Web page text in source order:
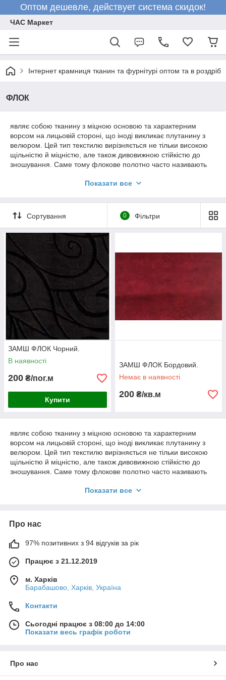
Оптом дешевле, действует система скидок!
ЧАС Маркет
Інтернет крамниця тканин та фурнітурі оптом та в роздріб
ФЛОК
являє собою тканину з міцною основою та характерним
ворсом на лицьовій стороні, що іноді викликає плутанину з
велюром. Цей тип текстилю вирізняється не тільки високою
щільністю й міцністю, але також дивовижною стійкістю до
зношування. Саме тому флокове полотно часто називають
руйнуванню зовнішнього вигляду виробу під впливом часу,
шкатулок усередині та будь-яких виробів.
Показати все
Сортування 0 Фільтри
ЗАМШ ФЛОК Чорний.
В наявності
200 ₴/пог.м
Купити
ЗАМШ ФЛОК Бордовий.
Немає в наявності
200 ₴/кв.м
являє собою тканину з міцною основою та характерним
ворсом на лицьовій стороні, що іноді викликає плутанину з
велюром. Цей тип текстилю вирізняється не тільки високою
щільністю й міцністю, але також дивовижною стійкістю до
зношування. Саме тому флокове полотно часто називають
руйнуванню зовнішнього вигляду виробу під впливом часу,
Показати все
Про нас
97% позитивних з 94 відгуків за рік
Працює з 21.12.2019
м. Харків
Барабашово, Харків, Україна
Контакти
Сьогодні працює з 08:00 до 14:00
Показати весь графік роботи
Про нас